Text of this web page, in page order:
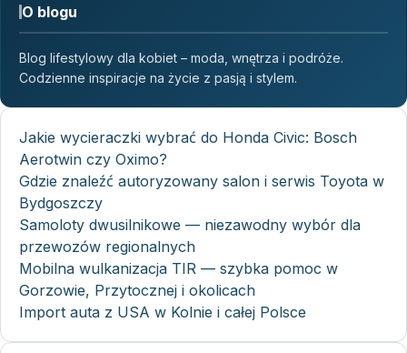
O blogu
Blog lifestylowy dla kobiet – moda, wnętrza i podróże.
Codzienne inspiracje na życie z pasją i stylem.
Jakie wycieraczki wybrać do Honda Civic: Bosch
Aerotwin czy Oximo?
Gdzie znaleźć autoryzowany salon i serwis Toyota w
Bydgoszczy
Samoloty dwusilnikowe — niezawodny wybór dla
przewozów regionalnych
Mobilna wulkanizacja TIR — szybka pomoc w
Gorzowie, Przytocznej i okolicach
Import auta z USA w Kolnie i całej Polsce